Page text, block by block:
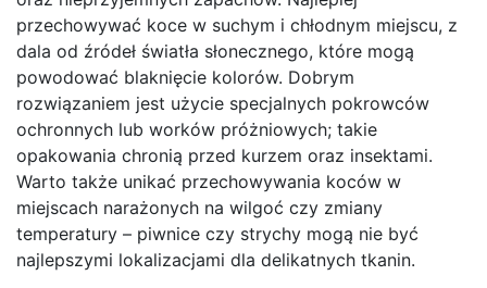
przechowywać koce w suchym i chłodnym miejscu, z
dala od źródeł światła słonecznego, które mogą
powodować blaknięcie kolorów. Dobrym
rozwiązaniem jest użycie specjalnych pokrowców
ochronnych lub worków próżniowych; takie
opakowania chronią przed kurzem oraz insektami.
Warto także unikać przechowywania koców w
miejscach narażonych na wilgoć czy zmiany
temperatury – piwnice czy strychy mogą nie być
najlepszymi lokalizacjami dla delikatnych tkanin.